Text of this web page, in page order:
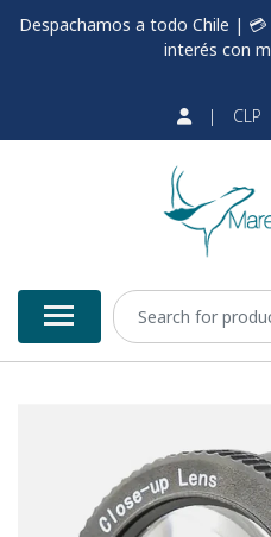
Despachamos a todo Chile |
interés con
| CLP